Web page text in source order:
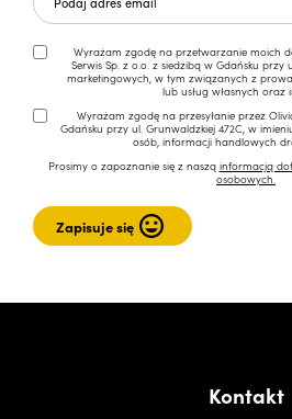
Wyrażam zgodę na przetwarzanie moich
Serwis Sp. z o.o. z siedzibą w Gdańsku przy
marketingowych, w tym związanych z
lub usług własnych oraz
Wyrażam zgodę na przesyłanie przez
Gdańsku przy ul. Grunwaldzkiej 472C, w
osób, informacji handlowych
Prosimy o zapoznanie się z naszą informacją
osobowych.
Kontakt